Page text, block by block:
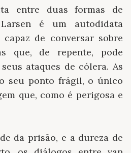
entre duas formas de
é um autodidata
de conversar sobre
que, de repente, pode
ataques de cólera. As
seu ponto frágil, o único
que, como é perigosa e
da prisão, e a dureza de